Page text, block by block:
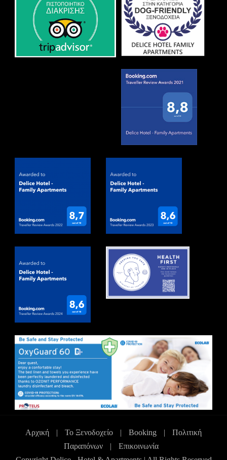
Αρχική | Το Ξενοδοχείο | Booking |
Πολιτική
Παραπόνων
|
Επικοινωνία